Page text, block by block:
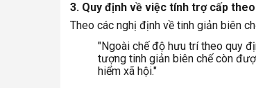
3. Quy định về việc tính trợ cấp
Theo các nghị định về tinh giản biên
"Ngoài chế độ hưu trí theo quy
tượng tinh giản biên chế còn
hiểm xã hội."